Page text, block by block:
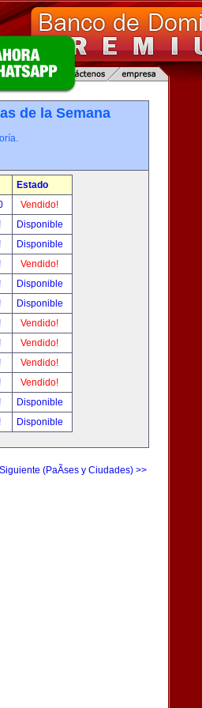
de la Semana
Estado
Vendido!
Disponible
Disponible
Vendido!
Disponible
Disponible
Vendido!
Vendido!
Vendido!
Vendido!
Disponible
Disponible
(PaÃ­ses y Ciudades) >>